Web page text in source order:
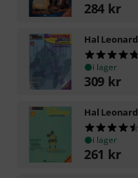
284 kr
Hal Leonard
i lager
309 kr
Hal Leonard
i lager
261 kr